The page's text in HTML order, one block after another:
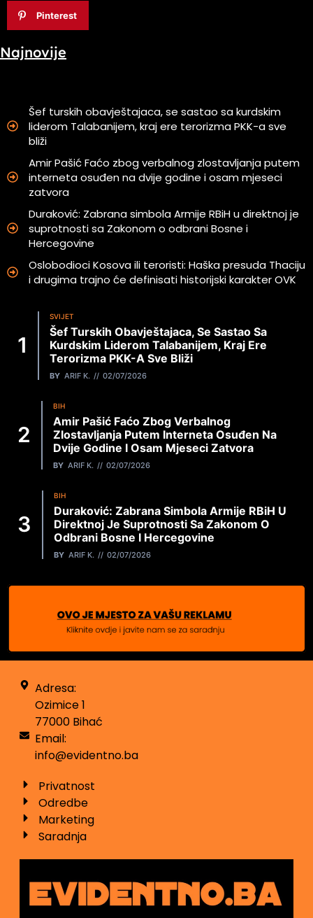
Pinterest
Najnovije
Šef turskih obavještajaca, se sastao sa kurdskim
liderom Talabanijem, kraj ere terorizma PKK-a sve
bliži
Amir Pašić Faćo zbog verbalnog zlostavljanja putem
interneta osuđen na dvije godine i osam mjeseci
zatvora
Duraković: Zabrana simbola Armije RBiH u direktnoj je
suprotnosti sa Zakonom o odbrani Bosne i
Hercegovine
Oslobodioci Kosova ili teroristi: Haška presuda Thaciju
i drugima trajno će definisati historijski karakter OVK
SVIJET
Šef Turskih Obavještajaca, Se Sastao Sa
Kurdskim Liderom Talabanijem, Kraj Ere
Terorizma PKK-A Sve Bliži
BY ARIF K. 02/07/2026
BIH
Amir Pašić Faćo Zbog Verbalnog
Zlostavljanja Putem Interneta Osuđen Na
Dvije Godine I Osam Mjeseci Zatvora
BY ARIF K. 02/07/2026
BIH
Duraković: Zabrana Simbola Armije RBiH U
Direktnoj Je Suprotnosti Sa Zakonom O
Odbrani Bosne I Hercegovine
BY ARIF K. 02/07/2026
Adresa:
Ozimice 1
77000 Bihać
Email:
info@evidentno.ba
Privatnost
Odredbe
Marketing
Saradnja